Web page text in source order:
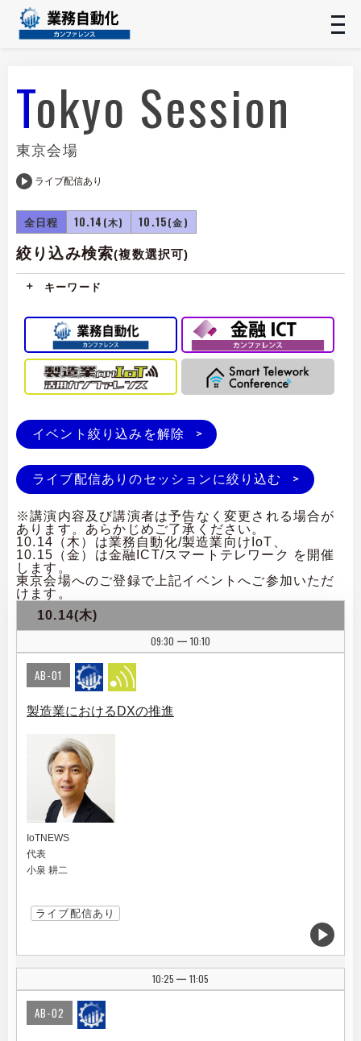
Tokyo Session
東京会場
全日程 10.14 (木) 10.15(金)
ライブ配信あり
絞り込み検索(複数選択可)
キーワード
イベント絞り込みを解除
ライブ配信ありのセッションに絞り込む
※講演内容及び講演者は予告なく変更される場合が
あります。あらかじめご了承ください。
10.14（木）は業務自動化/製造業向けIoT、
10.15（金）は金融ICT/スマートテレワーク を開催
します。
東京会場へのご登録で上記イベントへご参加いただ
けます。
10.14(木)
09:30
| 10:10
AB-01
製造業におけるDXの推進
IoTNEWS
代表
小泉 耕二
ライブ配信あり
10:25 | 11:05
AB-02